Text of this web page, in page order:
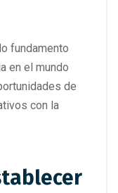
fundamento
en el mundo
de
con la